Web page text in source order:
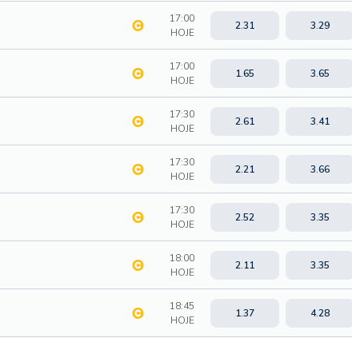
17:00
HOJE
2.31 3.29
17:00
HOJE
1.65 3.65
17:30
HOJE
2.61 3.41
17:30
HOJE
2.21 3.66
17:30
HOJE
2.52 3.35
18:00
HOJE
2.11 3.35
18:45
HOJE
1.37 4.28